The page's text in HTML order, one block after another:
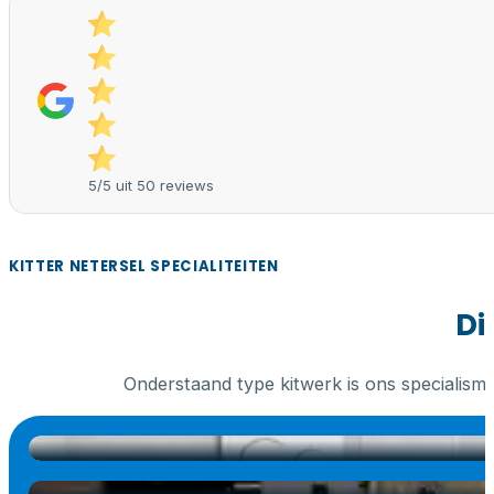
5/5 uit 50 reviews
KITTER NETERSEL SPECIALITEITEN
Onderstaand type kitwerk is ons